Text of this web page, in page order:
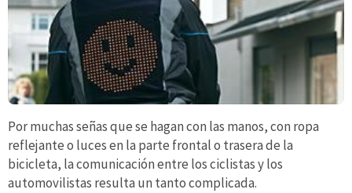
Por muchas señas que se hagan con las manos, con ropa
reflejante o luces en la parte frontal o trasera de la
bicicleta, la comunicación entre los ciclistas y los
automovilistas resulta un tanto complicada.